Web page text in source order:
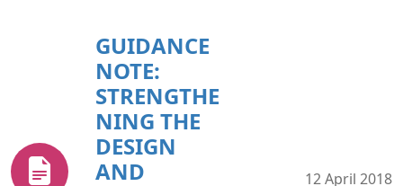
GUIDANCE
NOTE:
STRENGTHE
NING THE
DESIGN
AND
12 April 2018